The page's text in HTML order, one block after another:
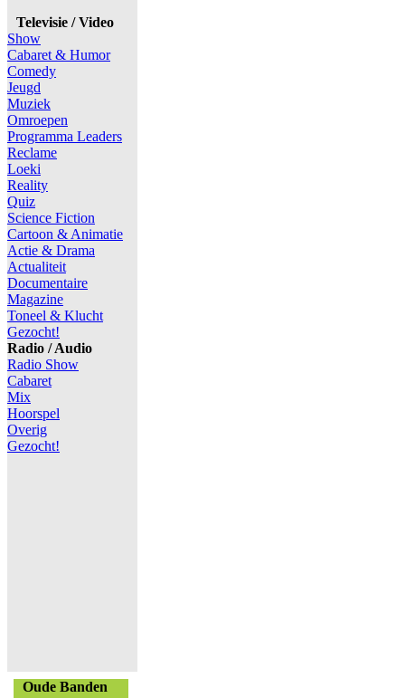
Televisie / Video
Show
Cabaret & Humor
Comedy
Jeugd
Muziek
Omroepen
Programma Leaders
Reclame
Loeki
Reality
Quiz
Science Fiction
Cartoon & Animatie
Actie & Drama
Actualiteit
Documentaire
Magazine
Toneel & Klucht
Gezocht!
Radio / Audio
Radio Show
Cabaret
Mix
Hoorspel
Overig
Gezocht!
Oude Banden